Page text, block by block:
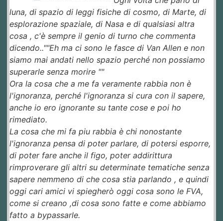
luna, di spazio di leggi fisiche di cosmo, di Marte, di
esplorazione spaziale, di Nasa e di qualsiasi altra
cosa , c'è sempre il genio di turno che commenta
dicendo..""Eh ma ci sono le fasce di Van Allen e non
siamo mai andati nello spazio perché non possiamo
superarle senza morire ""
Ora la cosa che a me fa veramente rabbia non è
l'ignoranza, perché l'ignoranza si cura con il sapere,
anche io ero ignorante su tante cose e poi ho
rimediato.
La cosa che mi fa piu rabbia è chi nonostante
l'ignoranza pensa di poter parlare, di potersi esporre,
di poter fare anche il figo, poter addirittura
rimproverare gli altri su determinate tematiche senza
sapere nemmeno di che cosa stia parlando , e quindi
oggi cari amici vi spiegherò oggi cosa sono le FVA,
come si creano ,di cosa sono fatte e come abbiamo
fatto a bypassarle.